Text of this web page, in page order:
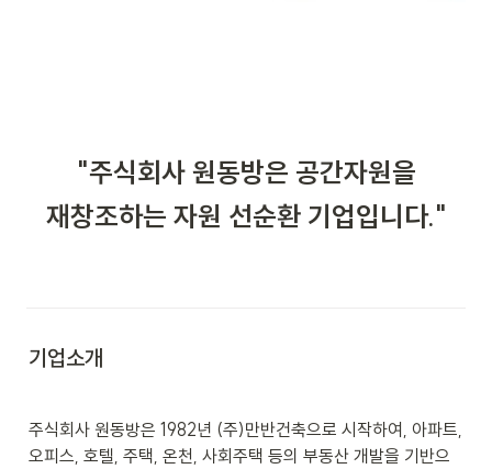
"주식회사 원동방은 공간자원을
재창조하는 자원 선순환 기업입니다."
기업소개
주식회사 원동방은 1982년 (주)만반건축으로 시작하여, 아파트,
오피스, 호텔, 주택, 온천, 사회주택 등의 부동산 개발을 기반으